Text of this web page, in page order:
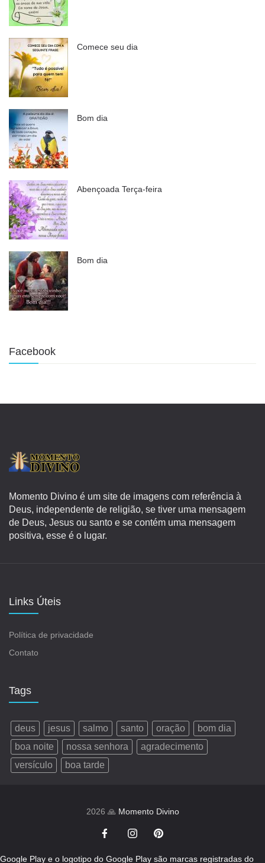
Comece seu dia
Bom dia
Abençoada Terça-feira
Bom dia
Facebook
Momento Divino é um site de imagens com referência à
Deus, independente de religião, se tiver uma mensagem
de Deus, Jesus ou santo e se contém uma mensagem
positiva, esse é o lugar.
Links Úteis
Política de privacidade
Contato
Tags
deus jesus salmo santo oração
bom dia
boa noite
nossa senhora
agradecimento
versículo
boa tarde
2026 🙏 Momento Divino
Google Play e o logotipo do Google Play são marcas registradas do